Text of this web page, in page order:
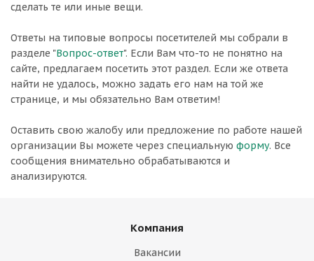
сделать те или иные вещи.
Ответы на типовые вопросы посетителей мы собрали в
разделе "Вопрос-ответ". Если Вам что-то не понятно на
сайте, предлагаем посетить этот раздел. Если же ответа
найти не удалось, можно задать его нам на той же
странице, и мы обязательно Вам ответим!
Оставить свою жалобу или предложение по работе нашей
организации Вы можете через специальную форму. Все
сообщения внимательно обрабатываются и
анализируются.
Компания
Вакансии